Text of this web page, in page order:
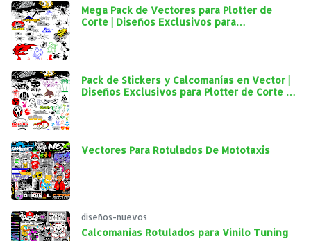
Mega Pack de Vectores para Plotter de
Corte | Diseños Exclusivos para
Pack de Stickers y Calcomanías en Vector |
Diseños Exclusivos para Plotter de Corte y
Vectores Para Rotulados De Mototaxis
diseños-nuevos
Calcomanias Rotulados para Vinilo Tuning